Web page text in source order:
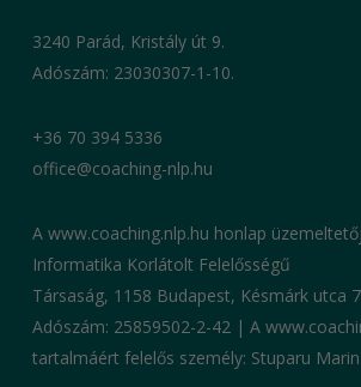
3240 Parád, Kristály út 9.
Adószám: 23030307-1-10.
+36 70 394 5336
office@coaching-nlp.hu
A www.coaching.nlp.hu honlap
Informatika Korlátolt Felelősségű
Társaság, 1158 Budapest, Késmárk utca
Adószám: 25859502-2-42 | A
tartalmáért felelős személy: Stuparu